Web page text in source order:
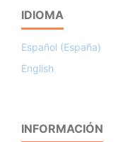
IDIOMA
Español (España)
English
INFORMACIÓN